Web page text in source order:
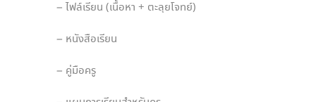
– ไฟล์เรียน (เนื้อหา + ตะลุยโจทย์)
– หนังสือเรียน
– คู่มือครู